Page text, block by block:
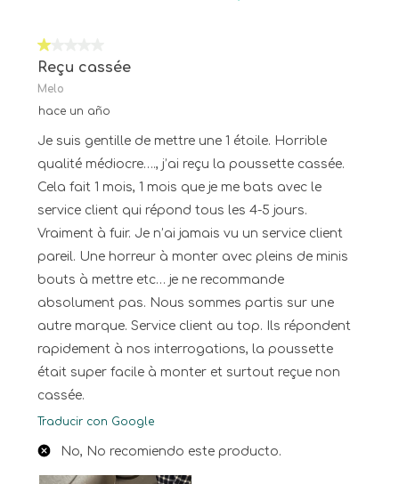
1 de 5 estrellas.
Reçu cassée
Melo
hace un año
Je suis gentille de mettre une 1 étoile. Horrible
qualité médiocre…., j’ai reçu la poussette cassée.
Cela fait 1 mois, 1 mois que je me bats avec le
service client qui répond tous les 4-5 jours.
Vraiment à fuir. Je n’ai jamais vu un service client
pareil. Une horreur à monter avec pleins de minis
bouts à mettre etc… je ne recommande
absolument pas. Nous sommes partis sur une
autre marque. Service client au top. Ils répondent
rapidement à nos interrogations, la poussette
était super facile à monter et surtout reçue non
cassée.
Traducir con Google
No, No recomiendo este producto.